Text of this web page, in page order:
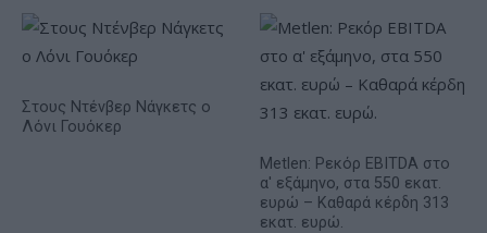
Στους Ντένβερ Νάγκετς ο
Λόνι Γουόκερ
Metlen: Ρεκόρ EBITDA στο
α' εξάμηνο, στα 550 εκατ.
ευρώ – Καθαρά κέρδη 313
εκατ. ευρώ.